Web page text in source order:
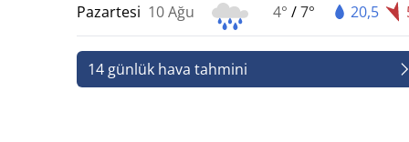
Pazartesi 10 Ağu 4° /7° 20,5
14 günlük hava tahmini